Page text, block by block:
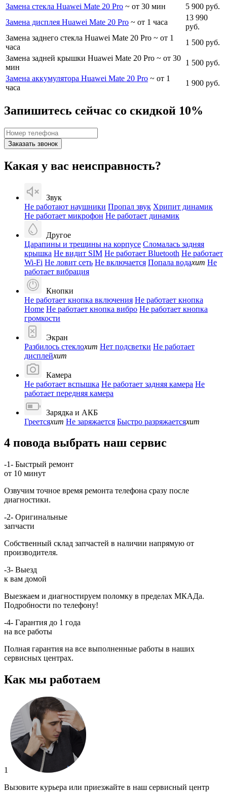
Замена стекла Huawei Mate 20 Pro ~ от 30 мин
5 900 руб.
Замена дисплея Huawei Mate 20 Pro ~ от 1 часа
13 990
руб.
Замена заднего стекла Huawei Mate 20 Pro ~ от 1
часа
1 500 руб.
Замена задней крышки Huawei Mate 20 Pro ~ от 30
мин
1 500 руб.
Замена аккумулятора Huawei Mate 20 Pro ~ от 1
часа
1 900 руб.
Запишитесь сейчас со скидкой 10%
Заказать звонок
Какая у вас неисправность?
Звук
Не работают наушники Пропал звук Хрипит динамик
Не работает микрофон Не работает динамик
Другое
Царапины и трещины на корпусе Сломалась задняя
крышка Не видит SIM Не работает Bluetooth Не работает
Wi-Fi Не ловит сеть Не включается Попала водахит Не
работает вибрация
Кнопки
Не работает кнопка включения Не работает кнопка
Home Не работает кнопка вибро Не работает кнопка
громкости
Экран
Разбилось стеклохит Нет подсветки Не работает
дисплейхит
Камера
Не работает вспышка Не работает задняя камера Не
работает передняя камера
Зарядка и АКБ
Греетсяхит Не заряжается Быстро разряжаетсяхит
4 повода выбрать наш сервис
-1- Быстрый ремонт
от 10 минут
Озвучим точное время ремонта телефона сразу после
диагностики.
-2- Оригинальные
запчасти
Собственный склад запчастей в наличии напрямую от
производителя.
-3- Выезд
к вам домой
Выезжаем и диагностируем поломку в пределах МКАДа.
Подробности по телефону!
-4- Гарантия до 1 года
на все работы
Полная гарантия на все выполненные работы в наших
сервисных центрах.
Как мы работаем
1
Вызовите курьера или приезжайте в наш сервисный центр